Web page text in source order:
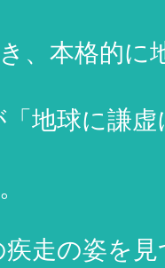
、本格的に
「地球に謙
。
走の姿を